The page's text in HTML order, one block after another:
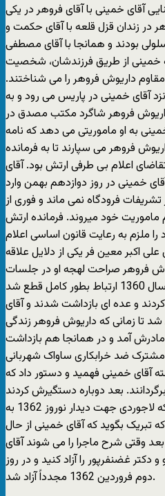
آقای خمینی با آقای فروهر در یکی
در زندان قزل قلعه با آقای حکمت و
بودند و همانجا با آقای مصطفی
خمینی از طریق فرزندشان، شخصیت
داریوش فروهر را می شناختند.
آقای خمینی در پاریس می رود و به
فروهر شاگرد مکتب مصدق در
به او ماموریتی می دهد که نامه
فروهر می سپارند تا به فرمانده
اعلام بی طرفی ارتش بود. آقای
خمینی در روز دوازدهم بهمن وارد
فرودگاه نمی ماند و فوری از
خود میروند. فرمانده ارتش
ملزم به رعایت قانون اساسی اعلام
اکبر معین فر یکی از دلایل علاقه
فروهر صراحت لهجه او در جلسات
مشترک بود. با این همه بعد از سال 1360 ارتباط بطور کامل قطع شد
و عده ای بازداشت شدند و آقای
تا زمانی که داریوش فروهر زندگی
آمد و در همانجا هم بازداشت
ضد خرابکاری ساواک شهربانی
خمینی فهمید و دستور داد که
بعد دوباره دستگیرش کردند
و به اوین منتقل کردند. تااینکه لاجوردی جهت دیدار نوروز 1362 به
تبریک بگوید که آقای خمینی از حال
وقتی شرح ماجرا را می شوند آقای
غضنفرپور را آزاد کنید و در روز
دوم فروردین 1362 مجدداً آزاد شد.